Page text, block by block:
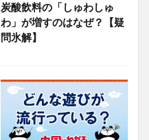
炭酸飲料の「しゅわしゅ
わ」が増すのはなぜ？【疑
問氷解】